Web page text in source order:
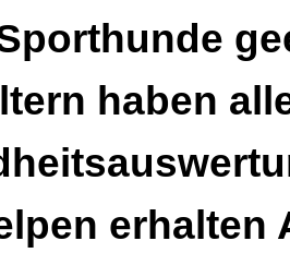
haben
erhalten